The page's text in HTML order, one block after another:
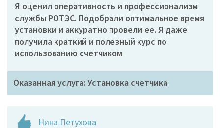
Я оценил оперативность и профессионализм
службы РОТЭС. Подобрали оптимальное время
установки и аккуратно провели ее. Я даже
получила краткий и полезный курс по
использованию счетчиком
Оказанная услуга: Установка счетчика
Нина Петухова